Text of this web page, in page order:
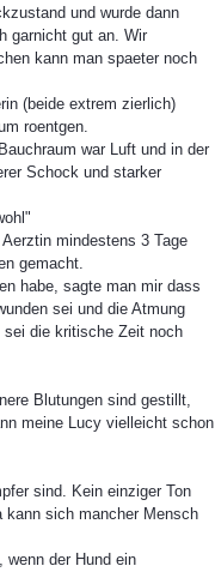
und wurde dann
garnicht gut an. Wir
kann man spaeter noch
(beide extrem zierlich)
roentgen.
war Luft und in der
Schock und starker
mindestens 3 Tage
gemacht.
habe, sagte man mir dass
sei und die Atmung
sei die kritische Zeit noch
Blutungen sind gestillt,
meine Lucy vielleicht schon
sind. Kein einziger Ton
kann sich mancher Mensch
wenn der Hund ein